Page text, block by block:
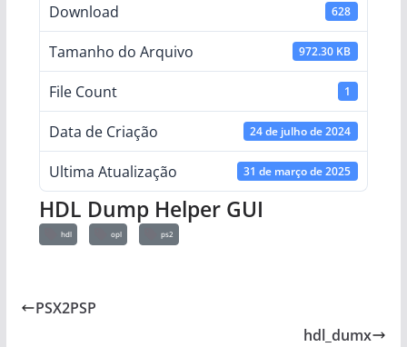
Download 628
Tamanho do Arquivo 972.30 KB
File Count 1
Data de Criação 24 de julho de 2024
Ultima Atualização 31 de março de 2025
HDL Dump Helper GUI
hdl opl ps2
PSX2PSP
hdl_dumx